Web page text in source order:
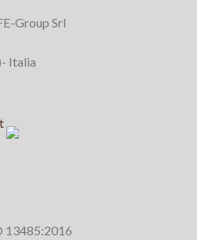
Group Srl
Italia
13485:2016